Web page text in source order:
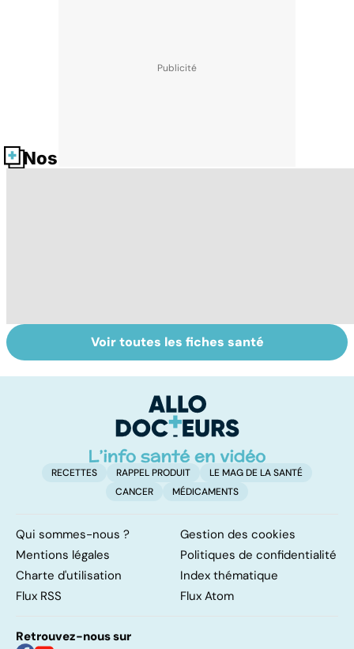
Nos fiches santé
Votre enfant se
gratte : et si
RGO : des
solutions contre
gastrique
Voir toutes les fiches santé
RECETTES RAPPEL PRODUIT
LE MAG DE LA SANTÉ
CANCER
MÉDICAMENTS
Qui sommes-nous ?
Gestion des cookies
Mentions légales
Politiques de confidentialité
Charte d'utilisation
Index thématique
Flux RSS
Flux Atom
Retrouvez-nous sur